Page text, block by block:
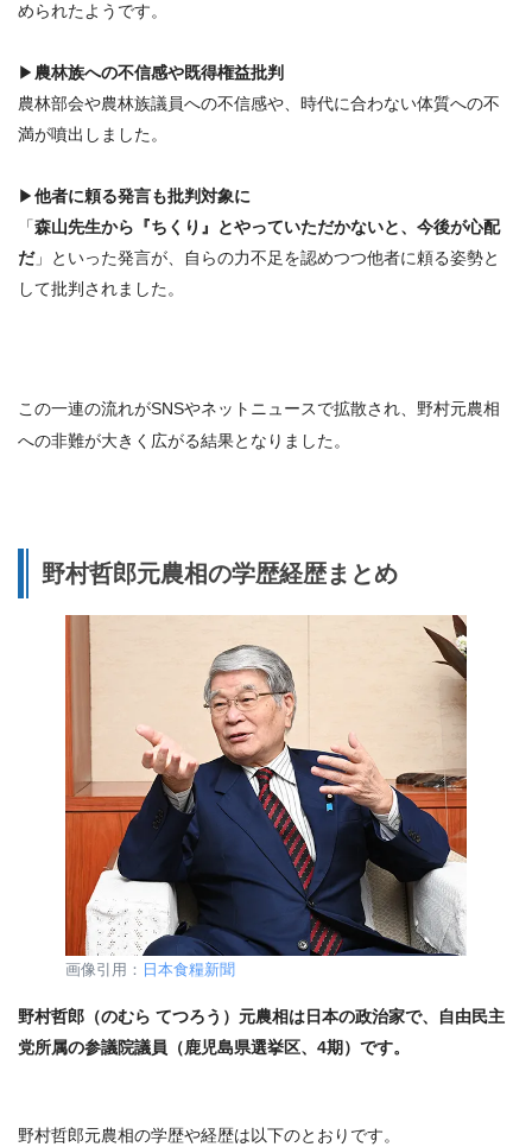
められたようです。
▶ 農林族への不信感や既得権益批判
農林部会や農林族議員への不信感や、時代に合わない体質への不
満が噴出しました。
▶他者に頼る発言も批判対象に
「森山先生から『ちくり』とやっていただかないと、今後が心配
だ」といった発言が、
自らの力不足を認めつつ他者に頼る姿勢と
して批判 されました。
この一連の流れがSNSやネットニュースで拡散され、野村元農相
への非難が大きく広がる結果となりました。
野村哲郎元農相の学歴経歴まとめ
画像引用： 日本食糧新聞
野村哲郎（のむら てつろう）元農相は日本の政治家で、自由民主
党所属の参議院議員（鹿児島県選挙区、4期）です。
野村哲郎元農相の学歴や経歴は以下のとおりです。